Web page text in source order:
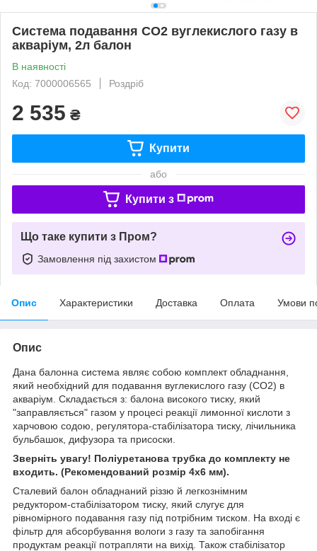
Система подавання CO2 вуглекислого газу в
акваріум, 2л балон
В наявності
Код: 7000006565
Роздріб
2 535 ₴
Купити
або
Купити з
Що таке купити з Пром?
Замовлення під захистом
Опис Характеристики Доставка Оплата Умови
Опис
Дана балонна система являє собою комплект обладнання,
який необхідний для подавання вуглекислого газу (CO2) в
акваріум. Складається з: балона високого тиску, який
"заправляється" газом у процесі реакції лимонної кислоти з
харчовою содою, регулятора-стабілізатора тиску, лічильника
бульбашок, дифузора та присоски.
Зверніть увагу! Поліуретанова трубка до комплекту не
входить. (Рекомендований розмір 4х6 мм).
Сталевий балон обладнаний різзю й легкознімним
редуктором-стабілізатором тиску, який слугує для
рівномірного подавання газу під потрібним тиском. На вході є
фільтр для абсорбування вологи з газу та запобігання
продуктам реакції потрапляти на вихід. Також стабілізатор